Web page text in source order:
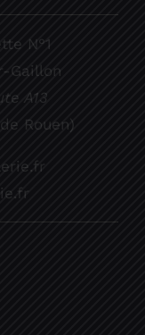
N°1
Gaillon
A13
Rouen)